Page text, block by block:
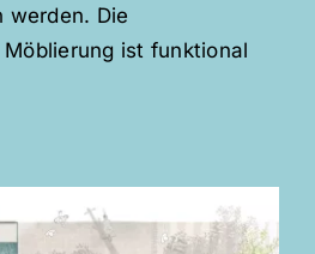
werden. Die
ist funktional